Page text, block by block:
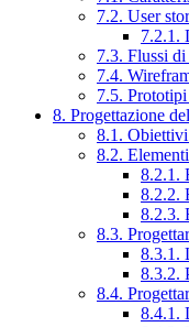
7.2. User
7.2.1.
7.3. Flussi
7.4.
7.5.
8. Progettazione
8.1. Obiettivi
8.2.
8.2.1.
8.2.2.
8.2.3.
8.3.
8.3.1.
8.3.2.
8.4.
8.4.1.